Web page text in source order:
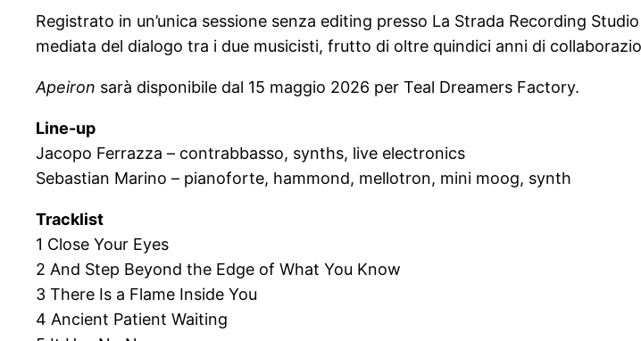
Registrato in un’unica sessione senza editing presso La Strada Recording
mediata del dialogo tra i due musicisti, frutto di oltre quindici anni di
Apeiron sarà disponibile dal 15 maggio 2026 per Teal Dreamers Factory.
Line-up
Jacopo Ferrazza – contrabbasso, synths, live electronics
Sebastian Marino – pianoforte, hammond, mellotron, mini moog, synth
Tracklist
1 Close Your Eyes
2 And Step Beyond the Edge of What You Know
3 There Is a Flame Inside You
4 Ancient Patient Waiting